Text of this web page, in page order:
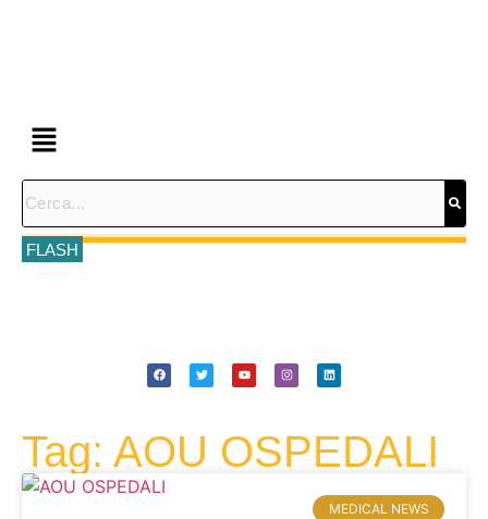
FLASH
Tag: AOU OSPEDALI
MEDICAL NEWS